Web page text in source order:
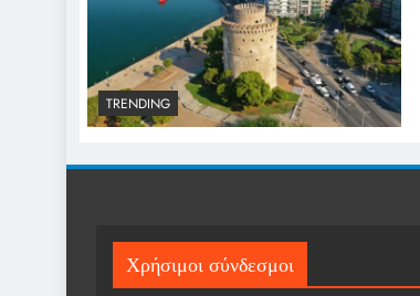
TRENDING
Χρήσιμοι σύνδεσμοι